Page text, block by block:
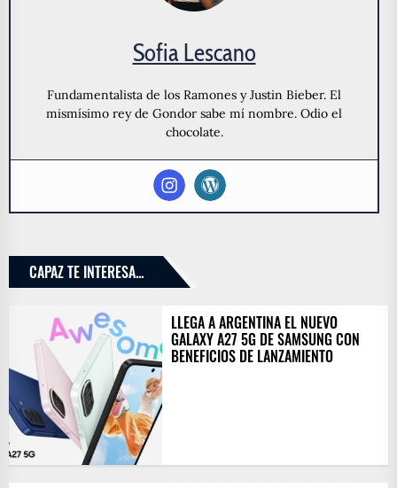
Sofia Lescano
Fundamentalista de los Ramones y Justin Bieber. El
mismísimo rey de Gondor sabe mí nombre. Odio el
chocolate.
CAPAZ TE INTERESA...
LLEGA A ARGENTINA EL NUEVO
GALAXY A27 5G DE SAMSUNG CON
BENEFICIOS DE LANZAMIENTO